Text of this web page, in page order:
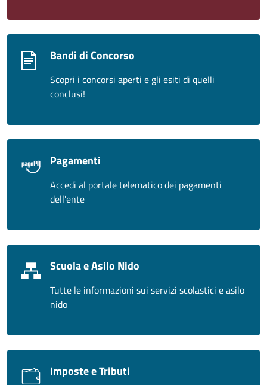
Bandi di Concorso
Scopri i concorsi aperti e gli esiti di quelli
conclusi!
Pagamenti
Accedi al portale telematico dei pagamenti
dell'ente
Scuola e Asilo Nido
Tutte le informazioni sui servizi scolastici e asilo
nido
Imposte e Tributi